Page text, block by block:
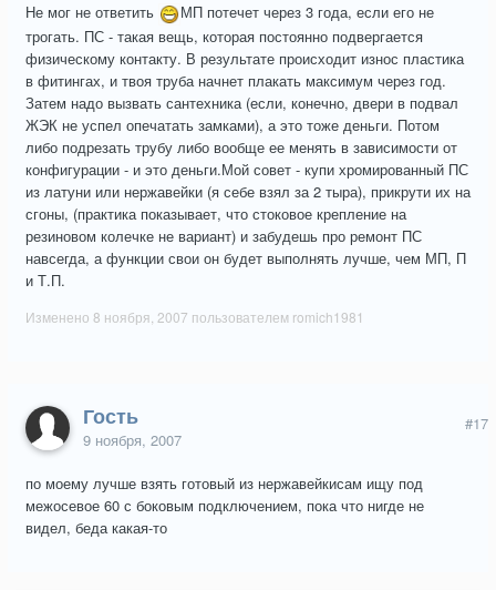
Не мог не ответить
МП потечет через 3 года, если его не
трогать. ПС - такая вещь, которая постоянно подвергается
физическому контакту. В результате происходит износ пластика
в фитингах, и твоя труба начнет плакать максимум через год.
Затем надо вызвать сантехника (если, конечно, двери в подвал
ЖЭК не успел опечатать замками), а это тоже деньги. Потом
либо подрезать трубу либо вообще ее менять в зависимости от
конфигурации - и это деньги.Мой совет - купи хромированный ПС
из латуни или нержавейки (я себе взял за 2 тыра), прикрути их на
сгоны, (практика показывает, что стоковое крепление на
резиновом колечке не вариант) и забудешь про ремонт ПС
навсегда, а функции свои он будет выполнять лучше, чем МП, П
и Т.П.
Изменено 8 ноября, 2007 пользователем romich1981
Гость
9 ноября, 2007
#17
по моему лучше взять готовый из нержавейкисам ищу под
межосевое 60 с боковым подключением, пока что нигде не
видел, беда какая-то